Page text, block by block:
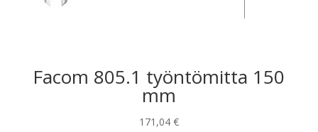
Facom 805.1 työntömitta 150
mm
171,04 €